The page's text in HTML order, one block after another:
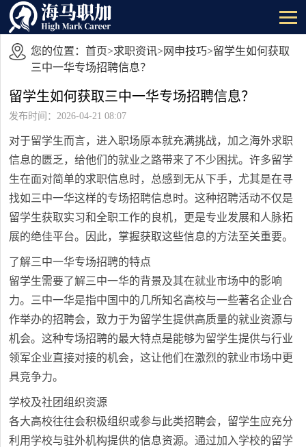
您的位置： 首页>求职资讯>网申技巧>留学生如何获取
三中一华专场招聘信息？
留学生如何获取三中一华专场招聘信息？
发布时间：2026-04-21 08:07
对于留学生而言，进入职场原本就充满挑战，加之海外求职
信息的匮乏，给他们的就业之路带来了不少困扰。许多留学
生在面对简单的求职信息时，总感到无从下手，尤其是在寻
找如三中一华这样的专场招聘信息时。这种招聘活动不仅是
留学生获取实习和全职工作的良机，更是专业发展和人脉拓
展的绝佳平台。因此，掌握获取这些信息的方法至关重要。
了解三中一华专场招聘的特点
留学生需要了解三中一华的背景及其在就业市场中的影响
力。三中一华是指中国中的几所知名高校与一些著名企业合
作举办的招聘会，致力于为留学生提供高质量的就业资源与
机会。这种专场招聘的最大特点是能够为留学生提供与行业
领军企业直接对接的机会，这让他们在激烈的就业市场中更
具竞争力。
学校及社团组织资源
各大高校往往会积极组织或参与此类招聘会，留学生应充分
利用学校与驻外机构提供的信息资源。通过加入学校的留学